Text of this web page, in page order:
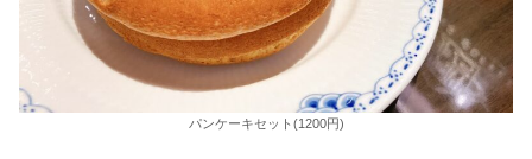
パンケーキセット(1200円)